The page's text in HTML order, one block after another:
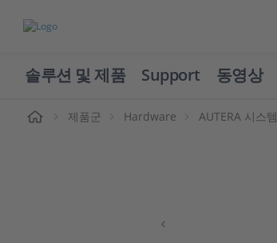
솔루션 및 제품 Support 동영상
제품군 Hardware AUTERA 시스템